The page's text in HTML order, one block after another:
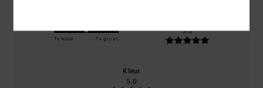
Te klein Te groot
5.0
Kleur
5.0